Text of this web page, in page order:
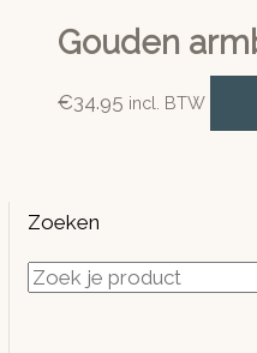
Gouden
€34.95 incl. BTW
Zoeken